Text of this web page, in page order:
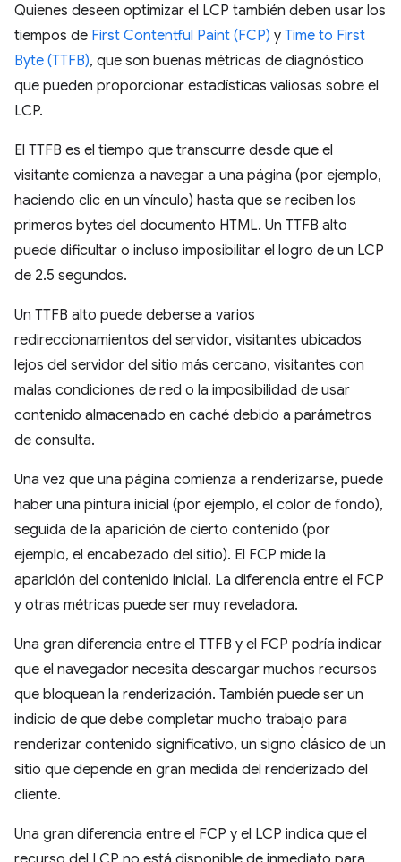
Quienes deseen optimizar el LCP también deben usar los
tiempos de First Contentful Paint (FCP) y Time to First
Byte (TTFB), que son buenas métricas de diagnóstico
que pueden proporcionar estadísticas valiosas sobre el
LCP.
El TTFB es el tiempo que transcurre desde que el
visitante comienza a navegar a una página (por ejemplo,
haciendo clic en un vínculo) hasta que se reciben los
primeros bytes del documento HTML. Un TTFB alto
puede dificultar o incluso imposibilitar el logro de un LCP
de 2.5 segundos.
Un TTFB alto puede deberse a varios
redireccionamientos del servidor, visitantes ubicados
lejos del servidor del sitio más cercano, visitantes con
malas condiciones de red o la imposibilidad de usar
contenido almacenado en caché debido a parámetros
de consulta.
Una vez que una página comienza a renderizarse, puede
haber una pintura inicial (por ejemplo, el color de fondo),
seguida de la aparición de cierto contenido (por
ejemplo, el encabezado del sitio). El FCP mide la
aparición del contenido inicial. La diferencia entre el FCP
y otras métricas puede ser muy reveladora.
Una gran diferencia entre el TTFB y el FCP podría indicar
que el navegador necesita descargar muchos recursos
que bloquean la renderización. También puede ser un
indicio de que debe completar mucho trabajo para
renderizar contenido significativo, un signo clásico de un
sitio que depende en gran medida del renderizado del
cliente.
Una gran diferencia entre el FCP y el LCP indica que el